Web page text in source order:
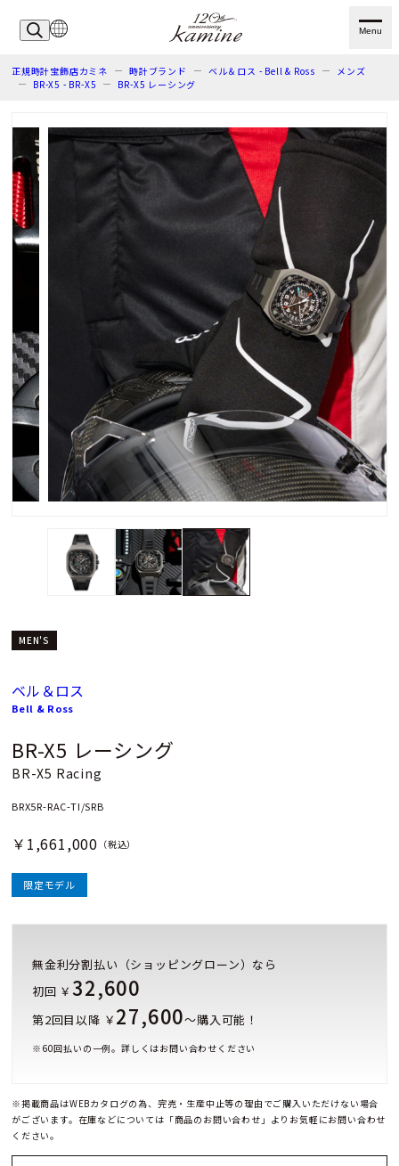
Menu
正規時計宝飾店カミネ 時計ブランド ベル＆ロス - Bell & Ross
メンズ
BR-X5 - BR-X5
BR-X5 レーシング
MEN'S
ベル＆ロス
Bell & Ross
BR-X5 レーシング
BR-X5 Racing
BRX5R-RAC-TI/SRB
￥1,661,000 （税込）
限定モデル
無金利分割払い（ショッピングローン）なら
初回 ￥32,600
第2回目以降 ￥ 27,600～購入可能！
※ 60回払いの一例。詳しくはお問い合わせください
※掲載商品はWEBカタログの為、完売・生産中止等の理由でご購入いただけない場合
がございます。在庫などについては「商品のお問い合わせ」よりお気軽にお問い合わせ
ください。